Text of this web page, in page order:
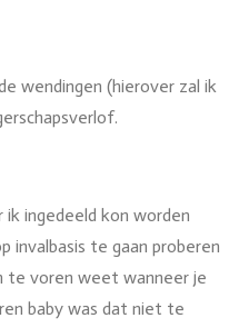
wendingen (hierover zal ik
ingedeeld kon worden
invalbasis te gaan proberen
te voren weet wanneer je
baby was dat niet te